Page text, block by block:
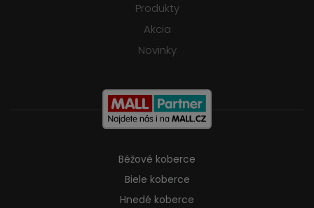
Produkty
Akcia
Novinky
Béžové koberce
Biele koberce
Hnedé koberce